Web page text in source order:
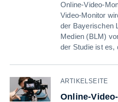
Online-Video-
Video-Monitor
der Bayerischen
Medien (BLM)
der Studie ist es,
ARTIKELSEITE
Online-